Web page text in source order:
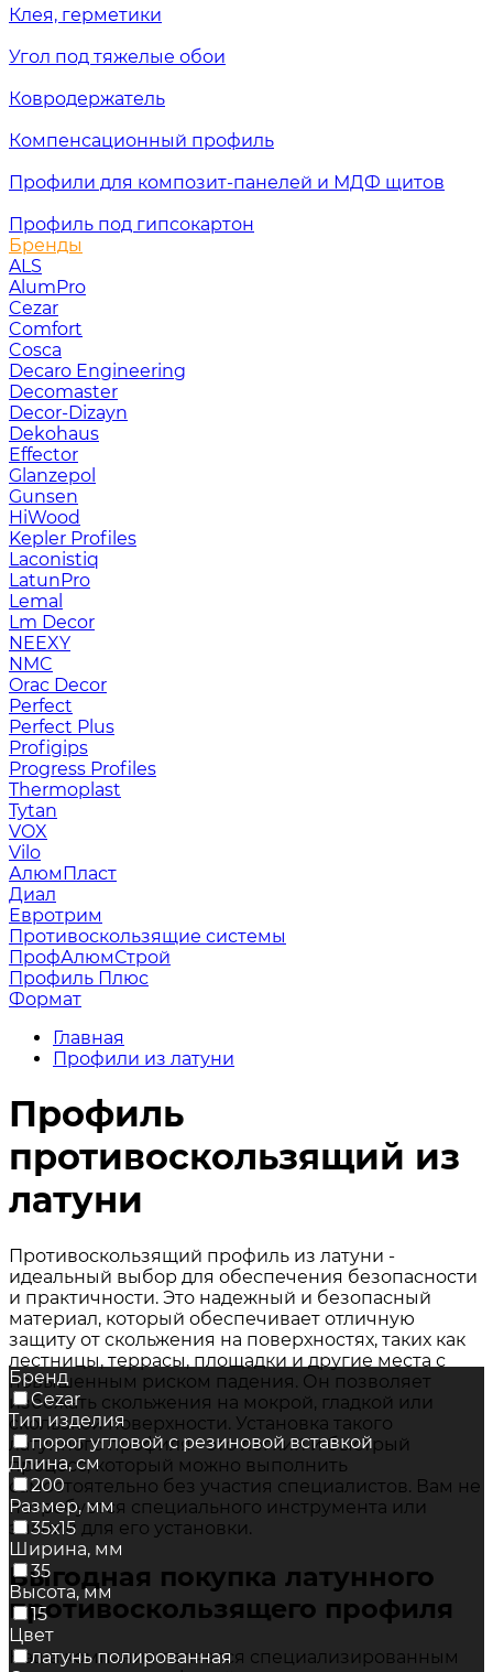
Клея, герметики
Угол под тяжелые обои
Ковродержатель
Компенсационный профиль
Профили для композит-панелей и МДФ щитов
Профиль под гипсокартон
Бренды
ALS
AlumPro
Cezar
Comfort
Cosca
Decaro Engineering
Decomaster
Decor-Dizayn
Dekohaus
Effector
Glanzepol
Gunsen
HiWood
Kepler Profiles
Laconistiq
LatunPro
Lemal
Lm Decor
NEEXY
NMC
Orac Decor
Perfect
Perfect Plus
Profigips
Progress Profiles
Thermoplast
Tytan
VOX
Vilo
АлюмПласт
Диал
Евротрим
Противоскользящие системы
ПрофАлюмСтрой
Профиль Плюс
Формат
Главная
Профили из латуни
Профиль
противоскользящий из
латуни
Противоскользящий профиль из латуни -
идеальный выбор для обеспечения безопасности
и практичности. Это надежный и безопасный
материал, который обеспечивает отличную
защиту от скольжения на поверхностях, таких как
лестницы, террасы, площадки и другие места с
повышенным риском падения. Он позволяет
избежать скольжения на мокрой, гладкой или
скользкой поверхности. Установка такого
латунного профиля - это легкий и быстрый
процесс, который можно выполнить
самостоятельно без участия специалистов. Вам не
потребуется специального инструмента или
знаний для его установки.
Выгодная покупка латунного
противоскользящего профиля
Наша компания является специализированным
Бренд
Cezar
Тип изделия
порог угловой с резиновой вставкой
Длина, см
200
Размер, мм
35х15
Ширина, мм
35
Высота, мм
15
Цвет
латунь полированная